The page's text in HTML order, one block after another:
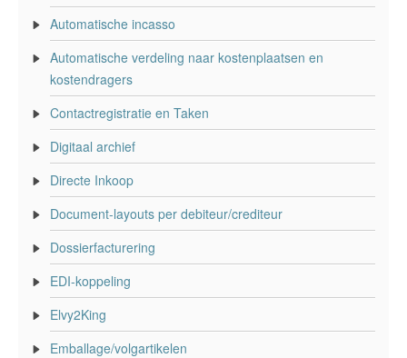
Automatische incasso
Automatische verdeling naar kostenplaatsen en
kostendragers
Contactregistratie en Taken
Digitaal archief
Directe Inkoop
Document-layouts per debiteur/crediteur
Dossierfacturering
EDI-koppeling
Elvy2King
Emballage/volgartikelen